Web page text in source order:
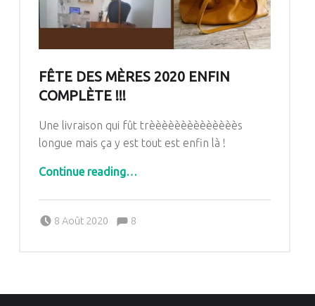
FÊTE DES MÈRES 2020 ENFIN
COMPLÈTE !!!
Une livraison qui fût trèèèèèèèèèèèèèès
longue mais ça y est tout est enfin là !
Continue reading“Fête des mères 2020 enfin complète !!!”
…
8 Août 2020
Pascale G&-BdC-WKF
Comments:8